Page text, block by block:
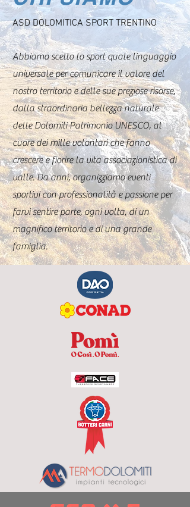
ASD DOLOMITICA SPORT TRENTINO
Abbiamo scelto lo sport quale linguaggio
universale per comunicare il valore del
nostro territorio e delle sue preziose risorse,
dalla straordinaria bellezza naturale
delle Dolomiti Patrimonio UNESCO, al
cuore dei mille volontari che fanno
crescere e fiorire la vita associazionistica di
valle. Da anni, organizziamo eventi
sportivi con professionalità e passione per
farvi sentire parte, ogni volta, di un
magnifico territorio e di una grande
famiglia.